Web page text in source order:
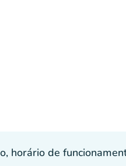
horário de